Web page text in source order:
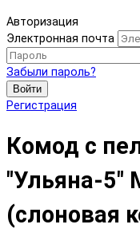
Авторизация
Электронная почта
Забыли пароль?
Войти
Регистрация
Комод с
"Ульяна-
(слоновая